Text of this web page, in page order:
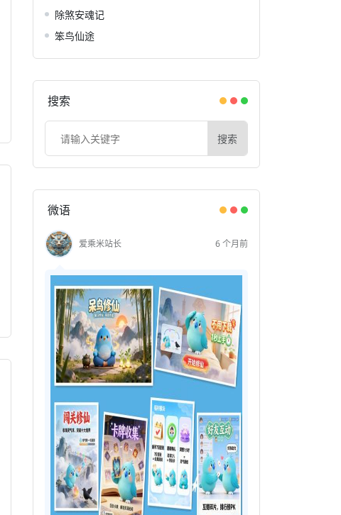
除煞安魂记
笨鸟仙途
搜索
搜索
微语
爱乘米站长 6 个月前